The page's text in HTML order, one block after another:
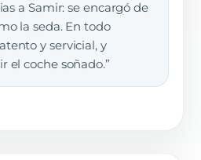
a Samir: se encargó de
la seda. En todo
y servicial, y
el coche soñado.”